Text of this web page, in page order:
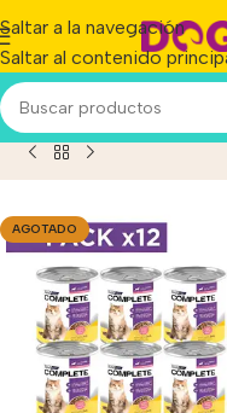
Saltar a la navegación
Saltar al contenido
can Complete Gato
AGOTADO